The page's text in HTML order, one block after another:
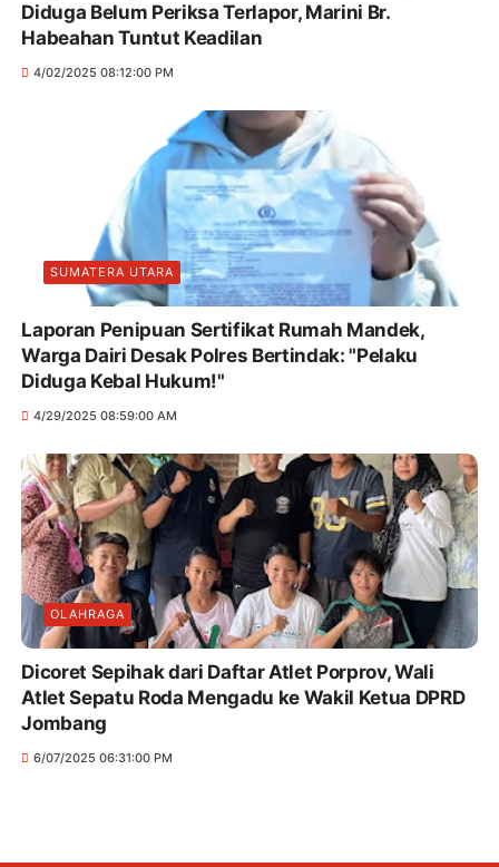
Diduga Belum Periksa Terlapor, Marini Br.
Habeahan Tuntut Keadilan
4/02/2025 08:12:00 PM
SUMATERA UTARA
Laporan Penipuan Sertifikat Rumah Mandek,
Warga Dairi Desak Polres Bertindak: "Pelaku
Diduga Kebal Hukum!"
4/29/2025 08:59:00 AM
OLAHRAGA
Dicoret Sepihak dari Daftar Atlet Porprov, Wali
Atlet Sepatu Roda Mengadu ke Wakil Ketua DPRD
Jombang
6/07/2025 06:31:00 PM